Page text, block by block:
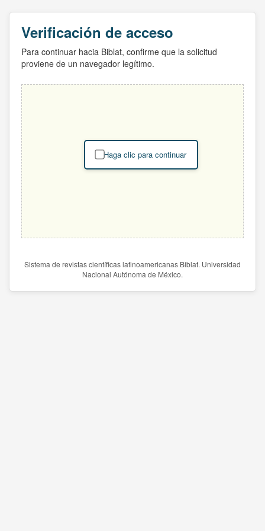
Verificación de acceso
Para continuar hacia Biblat, confirme que la solicitud
proviene de un navegador legítimo.
Haga clic para continuar
Sistema de revistas científicas latinoamericanas Biblat. Universidad
Nacional Autónoma de México.